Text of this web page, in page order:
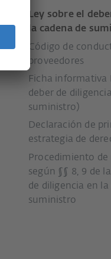
Ley sobre el
la cadena de
Código de
proveedores
Ficha informativa
deber de
suministro)
Declaración de
estrategia de
Procedimiento de
según §§ 8, 9 de
de diligencia en la
suministro